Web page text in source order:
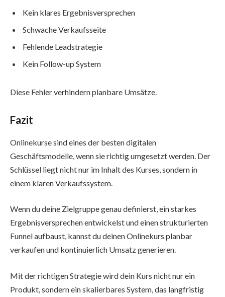
Kein klares Ergebnisversprechen
Schwache Verkaufsseite
Fehlende Leadstrategie
Kein Follow-up System
Diese Fehler verhindern planbare Umsätze.
Fazit
Onlinekurse sind eines der besten digitalen
Geschäftsmodelle, wenn sie richtig umgesetzt werden. Der
Schlüssel liegt nicht nur im Inhalt des Kurses, sondern in
einem klaren Verkaufssystem.
Wenn du deine Zielgruppe genau definierst, ein starkes
Ergebnisversprechen entwickelst und einen strukturierten
Funnel aufbaust, kannst du deinen Onlinekurs planbar
verkaufen und kontinuierlich Umsatz generieren.
Mit der richtigen Strategie wird dein Kurs nicht nur ein
Produkt, sondern ein skalierbares System, das langfristig